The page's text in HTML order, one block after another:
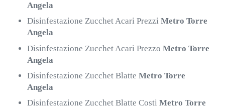
Angela
Disinfestazione Zucchet Acari PrezziMetro Torre
Angela
Disinfestazione Zucchet Acari PrezzoMetro Torre
Angela
Disinfestazione Zucchet BlatteMetro Torre
Angela
Disinfestazione Zucchet Blatte CostiMetro Torre